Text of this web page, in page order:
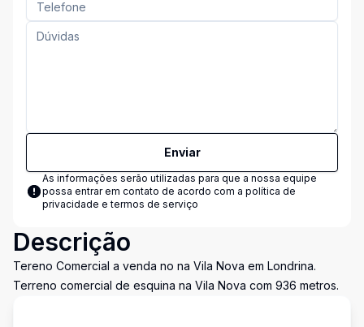
Enviar
As informações serão utilizadas para que a nossa equipe
possa entrar em contato de acordo com a política de
privacidade e termos de serviço
Descrição
Tereno Comercial a venda no na Vila Nova em Londrina.
Terreno comercial de esquina na Vila Nova com 936 metros.